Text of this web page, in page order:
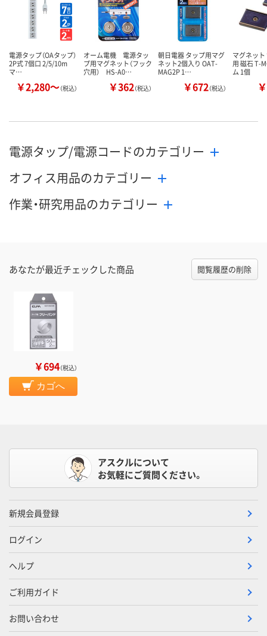
電源タップ（OAタップ）
2P式 7個口 2/5/10m
マ…
￥2,280～（税込）
オーム電機 電源タッ
プ用マグネット（フック
穴用） HS-A0…
￥362（税込）
朝日電器 タップ用マグ
ネット2個入り OAT-
MAG2P 1…
￥672（税込）
マグネッ
用 磁石 T-
ム 1個
電源タップ/電源コードのカテゴリー
オフィス用品のカテゴリー
作業・研究用品のカテゴリー
あなたが最近チェックした商品 閲覧履歴の削除
￥694（税込）
カゴへ
アスクルについて
お気軽にご質問ください。
新規会員登録
ログイン
ヘルプ
ご利用ガイド
お問い合わせ